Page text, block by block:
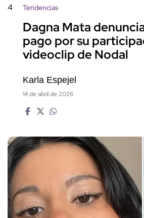
4 Tendencias
Dagna Mata
pago por su
videoclip de Nodal
Karla Espejel
14 de abril de 2026